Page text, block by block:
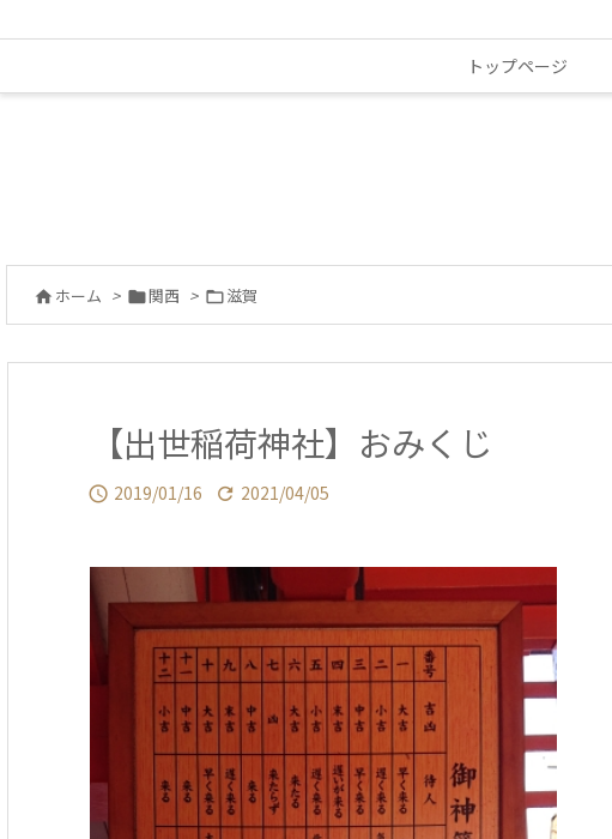
トップページ
 ホーム > 関西 > 滋賀
【出世稲荷神社】おみくじ
 2019/01/16  2021/04/05